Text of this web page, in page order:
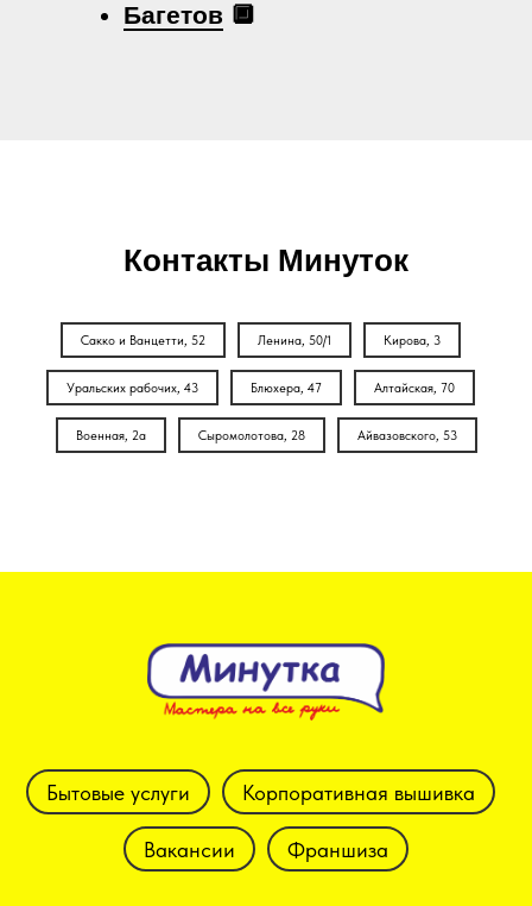
Багетов 🔲
Контакты Минуток
Сакко и Ванцетти, 52 Ленина, 50/1 Кирова, 3
Уральских рабочих, 43 Блюхера, 47 Алтайская, 70
Военная, 2а Сыромолотова, 28 Айвазовского, 53
Бытовые услуги Корпоративная вышивка
Вакансии Франшиза